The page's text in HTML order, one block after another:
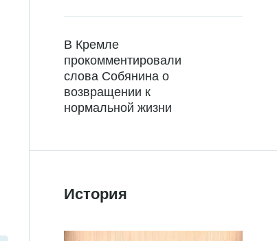
В Кремле
прокомментировали
слова Собянина о
возвращении к
нормальной жизни
История